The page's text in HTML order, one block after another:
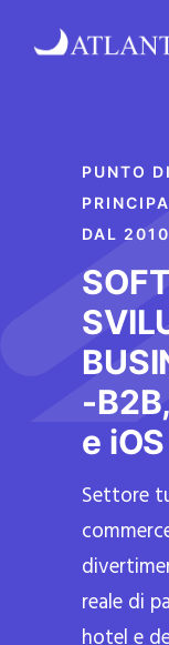
PUNTO
DAL 2010
-
e iOS
Settore
reale di
hotel e